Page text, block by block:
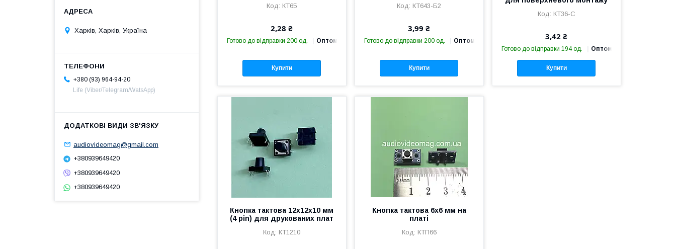
КТ65
2,28 ₴
Готово до відправки 200 од. Оптом і в роздріб
Купити
КТ643-Б2
3,99 ₴
Готово до відправки 200 од. Оптом і в роздріб
Купити
КТ36-С
3,42 ₴
Готово до відправки 194 од. Оптом і в роздріб
Купити
Кнопка тактова 12х12х10 мм
(4 pin) для друкованих плат
КТ1210
Кнопка тактова 6х6 мм на
платі
КТП66
Харків, Харків, Україна
+380 (93) 964-94-20
Life (Viber/Telegram/WatsApp)
audiovideomag@gmail.com
+380939649420
+380939649420
+380939649420